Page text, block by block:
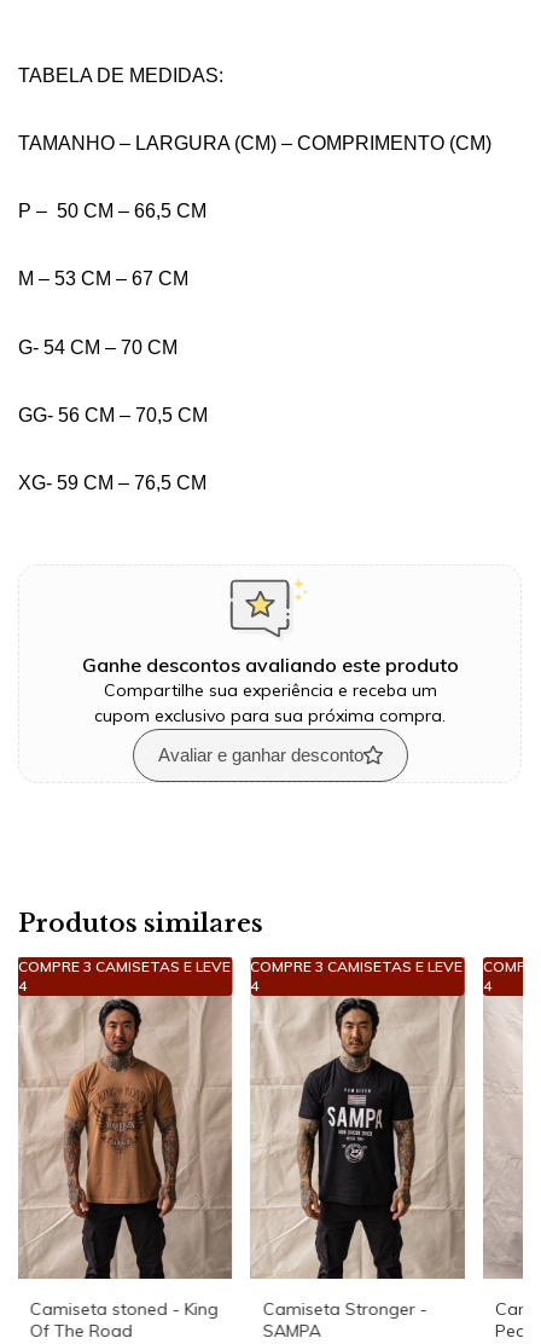
TABELA DE MEDIDAS:
TAMANHO – LARGURA (CM) – COMPRIMENTO (CM)
P – 50 CM – 66,5 CM
M – 53 CM – 67 CM
G- 54 CM – 70 CM
GG- 56 CM – 70,5 CM
XG- 59 CM – 76,5 CM
Ganhe descontos avaliando este produto
Compartilhe sua experiência e receba um
cupom exclusivo para sua próxima compra.
Avaliar e ganhar desconto
Produtos similares
COMPRE 3 CAMISETAS E LEVE
4
Camiseta stoned - King
Of The Road
COMPRE 3 CAMISETAS E LEVE
4
Camiseta Stronger -
SAMPA
4